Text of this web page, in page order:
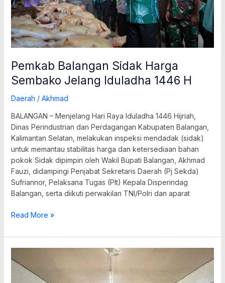
Pemkab Balangan Sidak Harga
Sembako Jelang Iduladha 1446 H
Daerah / Akhmad
BALANGAN – Menjelang Hari Raya Iduladha 1446 Hijriah,
Dinas Perindustrian dan Perdagangan Kabupaten Balangan,
Kalimantan Selatan, melakukan inspeksi mendadak (sidak)
untuk memantau stabilitas harga dan ketersediaan bahan
pokok Sidak dipimpin oleh Wakil Bupati Balangan, Akhmad
Fauzi, didampingi Penjabat Sekretaris Daerah (Pj Sekda)
Sufriannor, Pelaksana Tugas (Plt) Kepala Disperindag
Balangan, serta diikuti perwakilan TNI/Polri dan aparat
H
Read More »
Dukung
Gizi